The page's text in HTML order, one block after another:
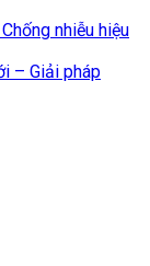
nhiễu hiệu
– Giải pháp